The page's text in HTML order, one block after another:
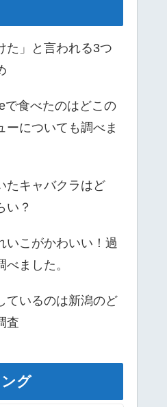
た」と言われる3つ
で食べたのはどこの
ーについても調べま
たキャバクラはど
い？
いこがかわいい！過
ました。
ているのは新潟のど
査
グ